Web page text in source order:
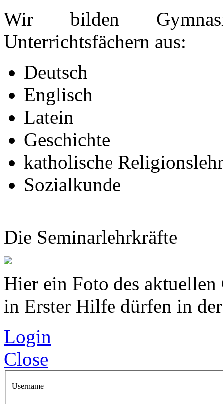
Wir bilden
Unterrichtsfächern aus:
Deutsch
Englisch
Latein
Geschichte
katholische
Sozialkunde
Die Seminarlehrkräfte
Hier ein Foto des aktuellen
in Erster Hilfe dürfen in
Login
Close
Username